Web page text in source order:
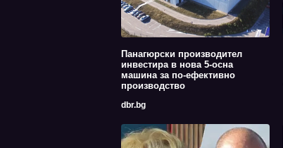
Панагюрски производител
инвестира в нова 5-осна
машина за по-ефективно
производство
dbr.bg